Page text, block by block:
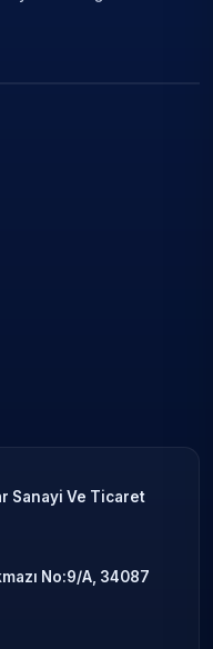
Sanayi Ve Ticaret
No:9/A, 34087